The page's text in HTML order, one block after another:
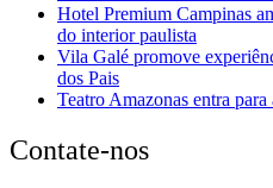
Hotel Premium Campinas
do interior paulista
Vila Galé promove
dos Pais
Teatro Amazonas entra
Contate-nos